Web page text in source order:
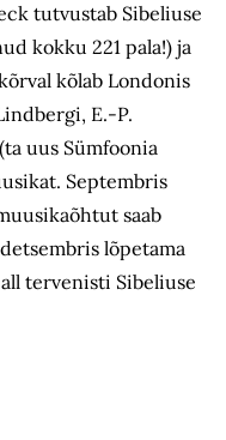
tutvustab Sibeliuse
kokku 221 pala!) ja
kõlab Londonis
E.-P.
uus Sümfoonia
Septembris
saab
lõpetama
tervenisti Sibeliuse